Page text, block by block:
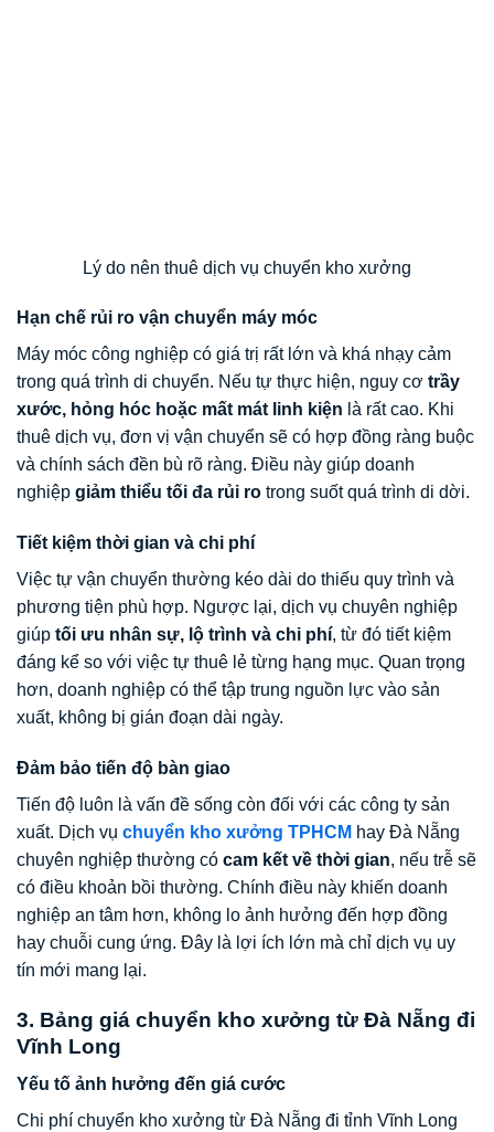
Lý do nên thuê dịch vụ chuyển kho xưởng
Hạn chế rủi ro vận chuyển máy móc
Máy móc công nghiệp có giá trị rất lớn và khá nhạy cảm
trong quá trình di chuyển. Nếu tự thực hiện, nguy cơ trầy
xước, hỏng hóc hoặc mất mát linh kiện là rất cao. Khi
thuê dịch vụ, đơn vị vận chuyển sẽ có hợp đồng ràng buộc
và chính sách đền bù rõ ràng. Điều này giúp doanh
nghiệp giảm thiểu tối đa rủi ro trong suốt quá trình di dời.
Tiết kiệm thời gian và chi phí
Việc tự vận chuyển thường kéo dài do thiếu quy trình và
phương tiện phù hợp. Ngược lại, dịch vụ chuyên nghiệp
giúp tối ưu nhân sự, lộ trình và chi phí, từ đó tiết kiệm
đáng kể so với việc tự thuê lẻ từng hạng mục. Quan trọng
hơn, doanh nghiệp có thể tập trung nguồn lực vào sản
xuất, không bị gián đoạn dài ngày.
Đảm bảo tiến độ bàn giao
Tiến độ luôn là vấn đề sống còn đối với các công ty sản
xuất. Dịch vụ chuyển kho xưởng TPHCM hay Đà Nẵng
chuyên nghiệp thường có cam kết về thời gian, nếu trễ sẽ
có điều khoản bồi thường. Chính điều này khiến doanh
nghiệp an tâm hơn, không lo ảnh hưởng đến hợp đồng
hay chuỗi cung ứng. Đây là lợi ích lớn mà chỉ dịch vụ uy
tín mới mang lại.
3. Bảng giá chuyển kho xưởng từ Đà Nẵng đi
Vĩnh Long
Yếu tố ảnh hưởng đến giá cước
Chi phí chuyển kho xưởng từ Đà Nẵng đi tỉnh Vĩnh Long